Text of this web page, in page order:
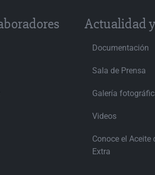
Actualidad
Documentación
Sala de Prensa
Galería
Videos
Conoce el Aceite
Extra